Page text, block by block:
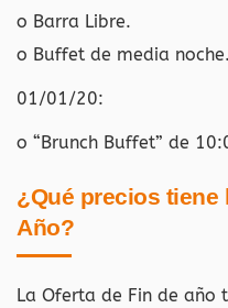
o Barra Libre.
o Buffet de media noche.
01/01/20:
o “Brunch Buffet” de
¿Qué precios tiene
Año?
La Oferta de Fin de año